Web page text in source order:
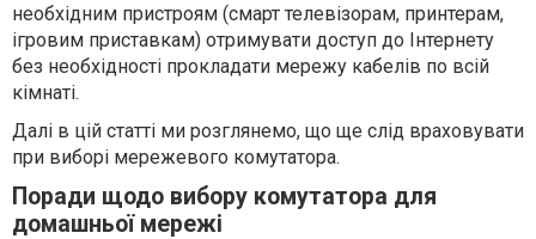
необхідним пристроям (смарт телевізорам, принтерам,
ігровим приставкам) отримувати доступ до Інтернету
без необхідності прокладати мережу кабелів по всій
кімнаті.
Далі в цій статті ми розглянемо, що ще слід враховувати
при виборі мережевого комутатора.
Поради щодо вибору комутатора для
домашньої мережі